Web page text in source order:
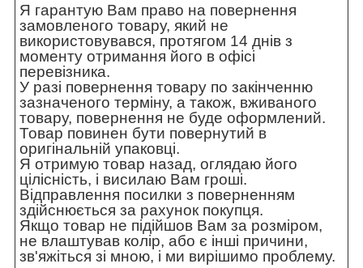
Я гарантую Вам право на повернення
замовленого товару, який не
використовувався, протягом 14 днів з
моменту отримання його в офісі
перевізника.
У разі повернення товару по закінченню
зазначеного терміну, а також, вживаного
товару, повернення не буде оформлений.
Товар повинен бути повернутий в
оригінальній упаковці.
Я отримую товар назад, оглядаю його
цілісність, і висилаю Вам гроші.
Відправлення посилки з поверненням
здійснюється за рахунок покупця.
Якщо товар не підійшов Вам за розміром,
не влаштував колір, або є інші причини,
зв'яжіться зі мною, і ми вирішимо проблему.